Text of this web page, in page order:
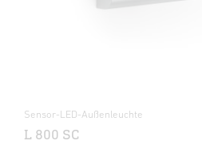
Sensor-LED-Außenleuchte
L 800 SC